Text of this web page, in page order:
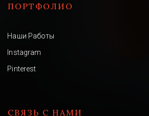
ПОРТФОЛИО
Наши Работы
Instagram
Pinterest
СВЯЗЬ С НАМИ